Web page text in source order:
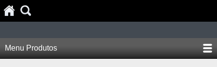
Menu Produtos